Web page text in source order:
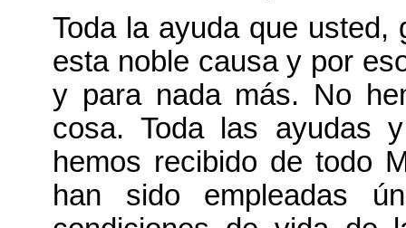
Toda la ayuda que usted,
esta noble causa y por
y para nada más. No
cosa. Toda las ayudas
hemos recibido de todo
han sido empleadas